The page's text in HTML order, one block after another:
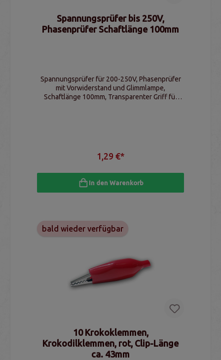
Spannungsprüfer bis 250V,
Phasenprüfer Schaftlänge 100mm
Spannungsprüfer für 200-250V, Phasenprüfer
mit Vorwiderstand und Glimmlampe,
Schaftlänge 100mm, Transparenter Griff für
1,29 €*
In den Warenkorb
bald wieder verfügbar
10 Krokoklemmen,
Krokodilklemmen, rot, Clip-Länge
ca. 43mm